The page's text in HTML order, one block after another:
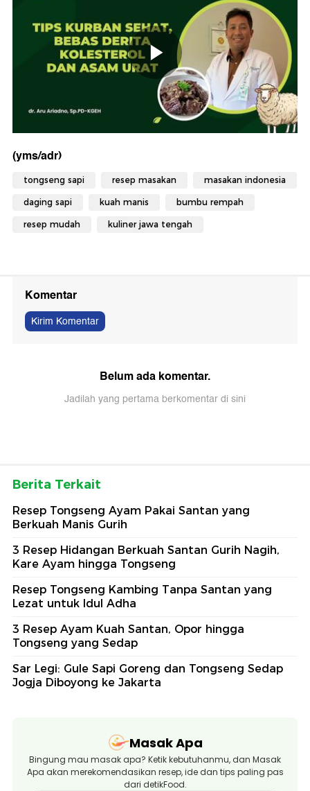
(yms/adr)
tongseng sapi resep masakan masakan indonesia
daging sapi kuah manis bumbu rempah
resep mudah kuliner jawa tengah
Komentar
Kirim Komentar
Belum ada komentar.
Jadilah yang pertama berkomentar di sini
Berita Terkait
Resep Tongseng Ayam Pakai Santan yang
Berkuah Manis Gurih
3 Resep Hidangan Berkuah Santan Gurih Nagih,
Kare Ayam hingga Tongseng
Resep Tongseng Kambing Tanpa Santan yang
Lezat untuk Idul Adha
3 Resep Ayam Kuah Santan, Opor hingga
Tongseng yang Sedap
Sar Legi: Gule Sapi Goreng dan Tongseng Sedap
Jogja Diboyong ke Jakarta
Masak Apa
Bingung mau masak apa? Ketik kebutuhanmu, dan Masak
Apa akan merekomendasikan resep, ide dan tips paling pas
dari detikFood.